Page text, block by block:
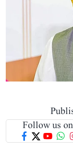
Follow us